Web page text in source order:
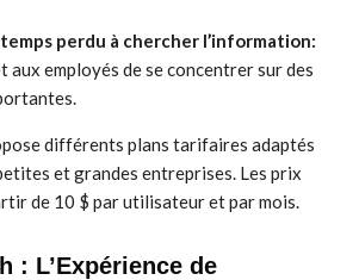
perdu à chercher l’information:
aux employés de se concentrer sur des
différents plans tarifaires adaptés
et grandes entreprises. Les prix
de 10 $ par utilisateur et par mois.
: L’Expérience de